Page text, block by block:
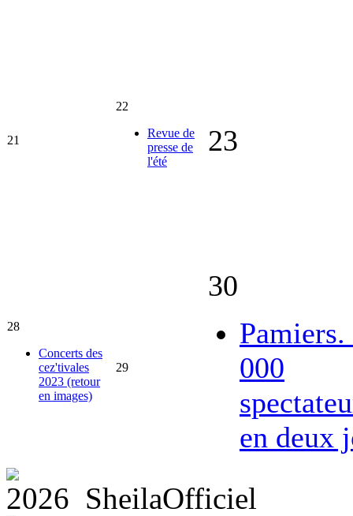
21
22
Revue de
presse de
l'été
23
28
Concerts des
cez'tivales
2023 (retour
en images)
29
30
Pamiers.
000
en deux
2026 SheilaOfficiel